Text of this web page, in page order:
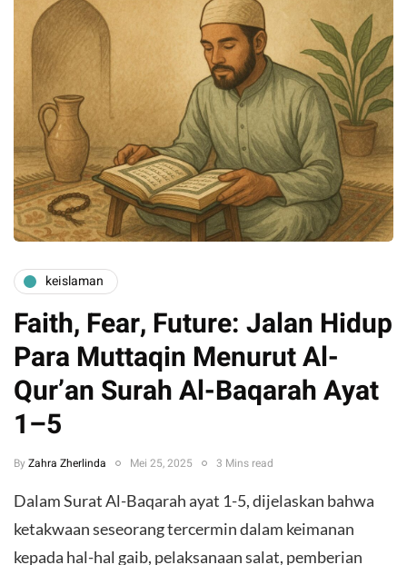
keislaman
Faith, Fear, Future: Jalan Hidup
Para Muttaqin Menurut Al-
Qur’an Surah Al-Baqarah Ayat
1–5
By Zahra Zherlinda Mei 25, 2025 3 Mins read
Dalam Surat Al-Baqarah ayat 1-5, dijelaskan bahwa
ketakwaan seseorang tercermin dalam keimanan
kepada hal-hal gaib, pelaksanaan salat, pemberian